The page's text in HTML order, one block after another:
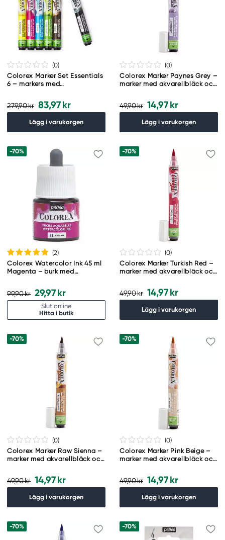
(0)
Colorex Marker Set Essentials
6 – markers med
penselspets
279,90 kr 83,97 kr
Lägg i varukorgen
(0)
Colorex Marker Paynes Grey –
marker med akvarellbläck och
49,90 kr 14,97 kr
Lägg i varukorgen
-70%
(2)
Colorex Watercolor Ink 45 ml
Magenta – burk med
99,90 kr 29,97 kr
Slut online
Hitta i butik
-70%
(0)
Colorex Marker Turkish Red –
marker med akvarellbläck och
49,90 kr 14,97 kr
Lägg i varukorgen
-70%
(0)
Colorex Marker Raw Sienna –
marker med akvarellbläck och
49,90 kr 14,97 kr
Lägg i varukorgen
-70%
(0)
Colorex Marker Pink Beige –
marker med akvarellbläck och
49,90 kr 14,97 kr
Lägg i varukorgen
-70% -70%